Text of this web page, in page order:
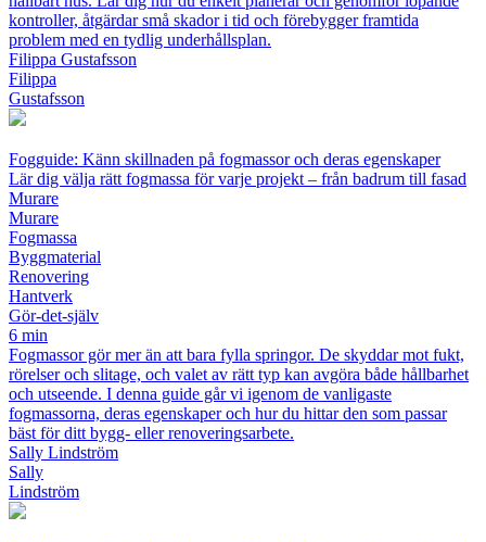
kontroller, åtgärdar små skador i tid och förebygger framtida
problem med en tydlig underhållsplan.
Filippa Gustafsson
Filippa
Gustafsson
Fogguide: Känn skillnaden på fogmassor och deras egenskaper
Lär dig välja rätt fogmassa för varje projekt – från badrum till fasad
Murare
Murare
Fogmassa
Byggmaterial
Renovering
Hantverk
Gör-det-själv
6 min
Fogmassor gör mer än att bara fylla springor. De skyddar mot fukt,
rörelser och slitage, och valet av rätt typ kan avgöra både hållbarhet
och utseende. I denna guide går vi igenom de vanligaste
fogmassorna, deras egenskaper och hur du hittar den som passar
bäst för ditt bygg- eller renoveringsarbete.
Sally Lindström
Sally
Lindström